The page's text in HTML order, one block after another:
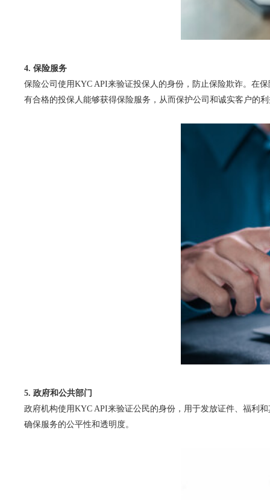
4. 保险服务
保险公司使用KYC API来验证投保人的身份，防止保险欺诈。在
有合格的投保人能够获得保险服务，从而保护公司和诚实客户的
5. 政府和公共部门
政府机构使用KYC API来验证公民的身份，用于发放证件、福利
确保服务的公平性和透明度。